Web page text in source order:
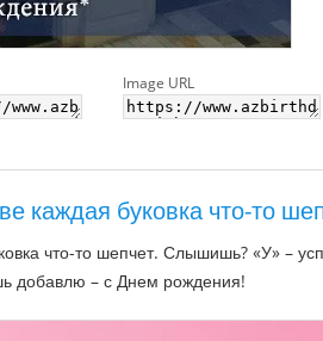
Image URL
каждая буковка что-то
что-то шепчет. Слышишь? «У» –
добавлю – с Днем рождения!